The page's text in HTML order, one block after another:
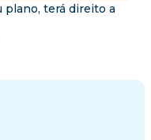
plano, terá direito a